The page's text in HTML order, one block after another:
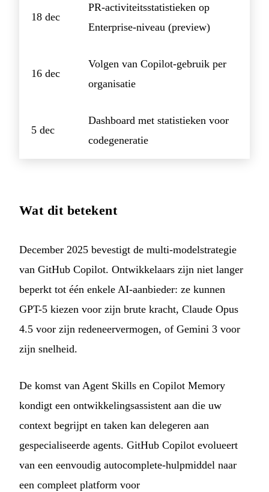
18 dec
PR-activiteitsstatistieken op
Enterprise-niveau (preview)
16 dec
Volgen van Copilot-gebruik per
organisatie
5 dec
Dashboard met statistieken voor
codegeneratie
Wat dit betekent
December 2025 bevestigt de multi-modelstrategie
van GitHub Copilot. Ontwikkelaars zijn niet langer
beperkt tot één enkele AI-aanbieder: ze kunnen
GPT-5 kiezen voor zijn brute kracht, Claude Opus
4.5 voor zijn redeneervermogen, of Gemini 3 voor
zijn snelheid.
De komst van Agent Skills en Copilot Memory
kondigt een ontwikkelingsassistent aan die uw
context begrijpt en taken kan delegeren aan
gespecialiseerde agents. GitHub Copilot evolueert
van een eenvoudig autocomplete-hulpmiddel naar
een compleet platform voor